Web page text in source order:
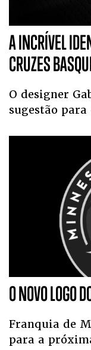
A INCRÍVEL
CRUZES
O designer
sugestão
O NOVO LOGO
Franquia de
para a